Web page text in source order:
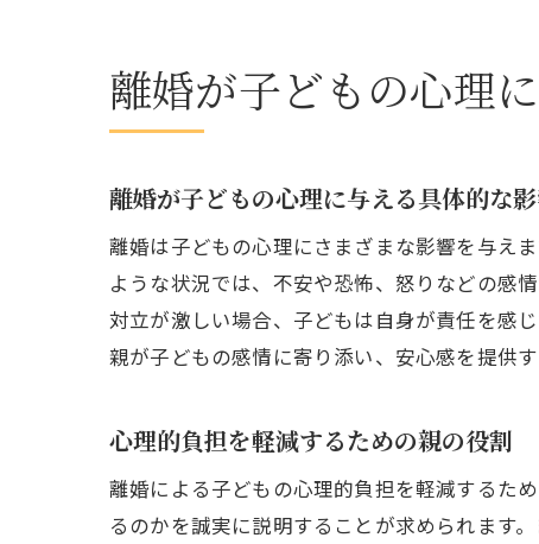
離婚が子どもの心理
離婚が子どもの心理に与える具体的な
離婚は子どもの心理にさまざまな影響を与え
ような状況では、不安や恐怖、怒りなどの感
対立が激しい場合、子どもは自身が責任を感
親が子どもの感情に寄り添い、安心感を提供す
心理的負担を軽減するための親の役割
離婚による子どもの心理的負担を軽減するた
るのかを誠実に説明することが求められます